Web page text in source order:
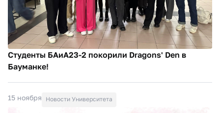
Студенты БАиА23-2 покорили Dragons' Den в
Бауманке!
15 ноября Новости Университета